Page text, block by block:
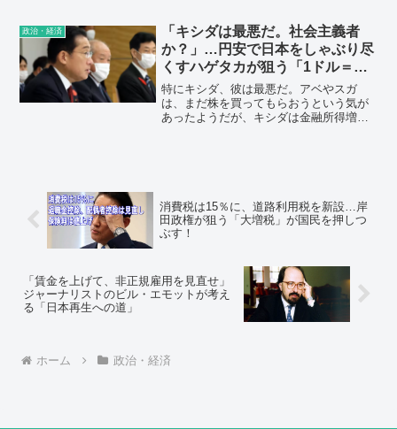
れた可能性があることだ。
政治・経済
「キシダは最悪だ。社会主義者
か？」…円安で日本をしゃぶり尽
くすハゲタカが狙う「1ドル＝
220円」の恐怖
特にキシダ、彼は最悪だ。アベやスガ
は、まだ株を買ってもらおうという気が
あったようだが、キシダは金融所得増税
消費税は15％に、道路利用税を新設…岸
田政権が狙う「大増税」が国民を押しつ
ぶす！
「賃金を上げて、非正規雇用を見直せ」
ジャーナリストのビル・エモットが考え
る「日本再生への道」
ホーム 政治・経済